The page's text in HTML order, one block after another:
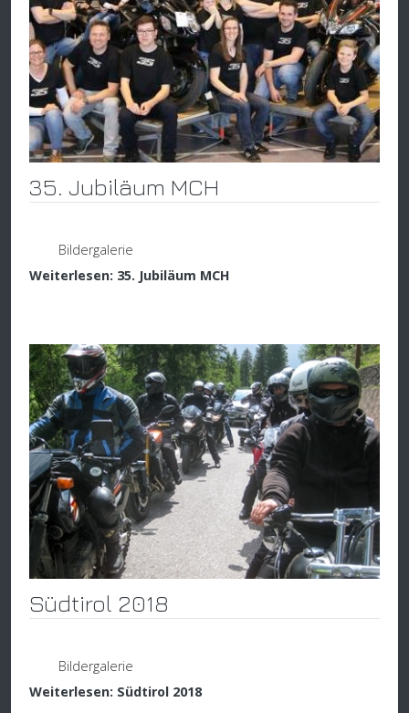
35. Jubiläum MCH
Bildergalerie
Weiterlesen: 35. Jubiläum MCH
Südtirol 2018
Bildergalerie
Weiterlesen: Südtirol 2018